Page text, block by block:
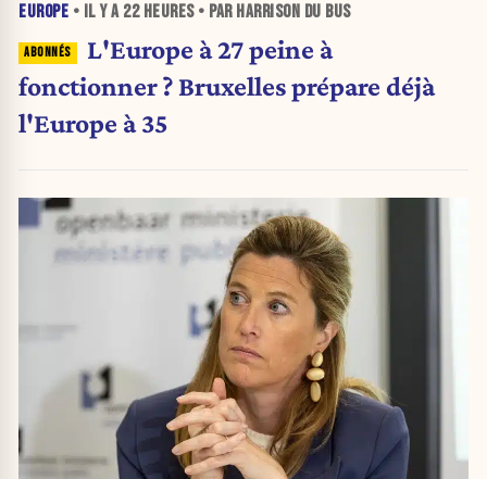
EUROPE • IL Y A 22 HEURES• PAR HARRISON DU BUS
L'Europe à 27 peine à
fonctionner ? Bruxelles prépare déjà
l'Europe à 35